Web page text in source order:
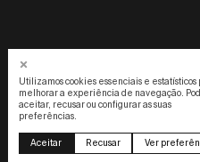
Utilizamos cookies essenciais e estatísticos
melhorar a experiência de navegação.
aceitar, recusar ou configurar as suas
preferências.
Aceitar Recusar Ver
Design by OOF